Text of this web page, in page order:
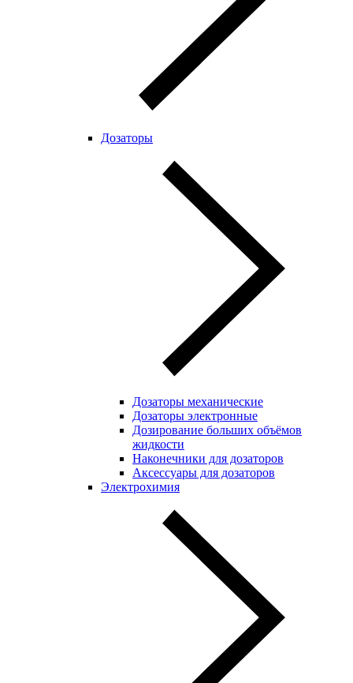
Дозаторы
Дозаторы механические
Дозаторы электронные
Дозирование больших объёмов
жидкости
Наконечники для дозаторов
Аксессуары для дозаторов
Электрохимия